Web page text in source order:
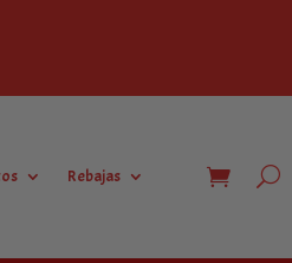
Rebajas